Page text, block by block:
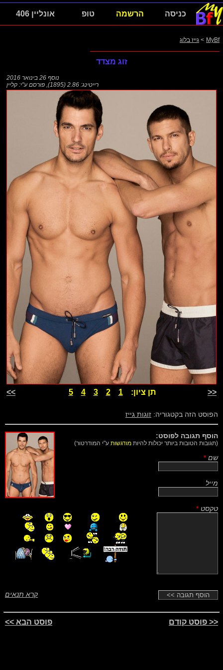
כניסה הרשמה טופ אונליין 406
MyBf
> גייז בלוג
זוג מצדד
נוסף 26 בינואר 2016
רייטינג: 2.86 (1895)
, פורסם ע"י: קליין
<< תן ציון:1
2
3
4
5
>>
הפוסט הזה בקטגוריה: זוגות גייז
הוסף תגובה לפוסט:
(תגובות הטובות ביותר יכולות להיות מודגשות ע"י המודרטור)
שם *
מייל
טקסט *
קרא תנאים
<< פוסט קודם פוסט הבא >>